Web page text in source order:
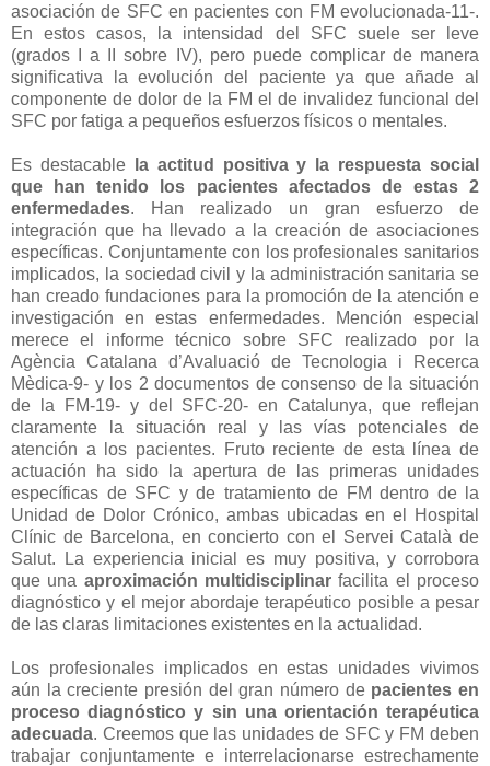
asociación de SFC en pacientes con FM evolucionada-11-.
En estos casos, la intensidad del SFC suele ser leve
(grados I a II sobre IV), pero puede complicar de manera
significativa la evolución del paciente ya que añade al
componente de dolor de la FM el de invalidez funcional del
SFC por fatiga a pequeños esfuerzos físicos o mentales.
Es destacable
la actitud positiva y la respuesta social
que han tenido los pacientes afectados de estas 2
enfermedades. Han realizado un gran esfuerzo de
integración que ha llevado a la creación de asociaciones
específicas. Conjuntamente con los profesionales sanitarios
implicados, la sociedad civil y la administración sanitaria se
han creado fundaciones para la promoción de la atención e
investigación en estas enfermedades. Mención especial
merece el informe técnico sobre SFC realizado por la
Agència Catalana d’Avaluació de Tecnologia i Recerca
Mèdica-9- y los 2 documentos de consenso de la situación
de la FM-19- y del SFC-20- en Catalunya, que reflejan
claramente la situación real y las vías potenciales de
atención a los pacientes. Fruto reciente de esta línea de
actuación ha sido la apertura de las primeras unidades
específicas de SFC y de tratamiento de FM dentro de la
Unidad de Dolor Crónico, ambas ubicadas en el Hospital
Clínic de Barcelona, en concierto con el Servei Català de
Salut. La experiencia inicial es muy positiva, y corrobora
que una aproximación multidisciplinar facilita el proceso
diagnóstico y el mejor abordaje terapéutico posible a pesar
de las claras limitaciones existentes en la actualidad.
Los profesionales implicados en estas unidades vivimos
aún la creciente presión del gran número de pacientes en
proceso diagnóstico y sin una orientación terapéutica
adecuada. Creemos que las unidades de SFC y FM deben
trabajar conjuntamente e interrelacionarse estrechamente